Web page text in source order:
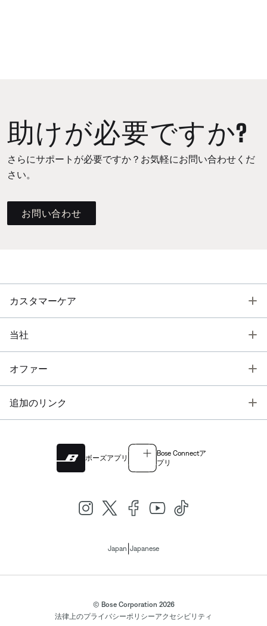
助けが必要ですか?
さらにサポートが必要ですか？お気軽にお問い合わせくだ
さい。
お問い合わせ
カスタマーケア
当社
オファー
追加のリンク
ボーズアプリ
Bose Connectア
プリ
Japan Japanese
© Bose Corporation 2026
法律上のプライバシーポリシーアクセシビリティ